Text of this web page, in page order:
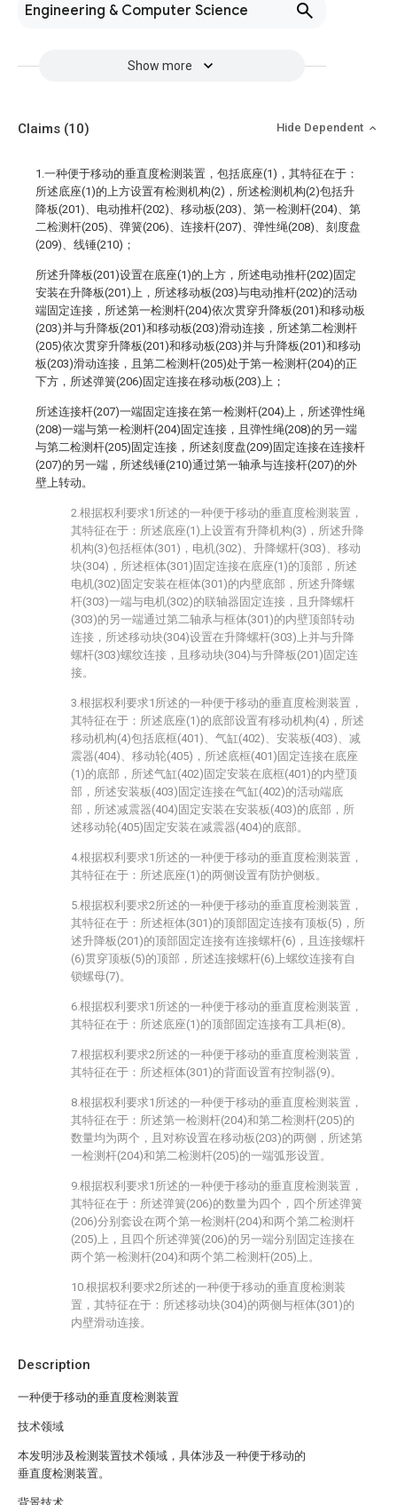
Engineering & Computer Science
Show more
Description
一种便于移动的垂直度检测装置
技术领域
本发明涉及检测装置技术领域，具体涉及一种便于移动的
垂直度检测装置。
Claims (10) Hide Dependent
1.一种便于移动的垂直度检测装置，包括底座(1)，其特征在于：
所述底座(1)的上方设置有检测机构(2)，所述检测机构(2)包括升
降板(201)、电动推杆(202)、移动板(203)、第一检测杆(204)、第
二检测杆(205)、弹簧(206)、连接杆(207)、弹性绳(208)、刻度盘
(209)、线锤(210)；
所述升降板(201)设置在底座(1)的上方，所述电动推杆(202)固定
安装在升降板(201)上，所述移动板(203)与电动推杆(202)的活动
端固定连接，所述第一检测杆(204)依次贯穿升降板(201)和移动板
(203)并与升降板(201)和移动板(203)滑动连接，所述第二检测杆
(205)依次贯穿升降板(201)和移动板(203)并与升降板(201)和移动
板(203)滑动连接，且第二检测杆(205)处于第一检测杆(204)的正
下方，所述弹簧(206)固定连接在移动板(203)上；
所述连接杆(207)一端固定连接在第一检测杆(204)上，所述弹性绳
(208)一端与第一检测杆(204)固定连接，且弹性绳(208)的另一端
与第二检测杆(205)固定连接，所述刻度盘(209)固定连接在连接杆
(207)的另一端，所述线锤(210)通过第一轴承与连接杆(207)的外
壁上转动。
2.根据权利要求1所述的一种便于移动的垂直度检测装置，
其特征在于：所述底座(1)上设置有升降机构(3)，所述升降
机构(3)包括框体(301)，电机(302)、升降螺杆(303)、移动
块(304)，所述框体(301)固定连接在底座(1)的顶部，所述
电机(302)固定安装在框体(301)的内壁底部，所述升降螺
杆(303)一端与电机(302)的联轴器固定连接，且升降螺杆
(303)的另一端通过第二轴承与框体(301)的内壁顶部转动
连接，所述移动块(304)设置在升降螺杆(303)上并与升降
螺杆(303)螺纹连接，且移动块(304)与升降板(201)固定连
接。
3.根据权利要求1所述的一种便于移动的垂直度检测装置，
其特征在于：所述底座(1)的底部设置有移动机构(4)，所述
移动机构(4)包括底框(401)、气缸(402)、安装板(403)、减
震器(404)、移动轮(405)，所述底框(401)固定连接在底座
(1)的底部，所述气缸(402)固定安装在底框(401)的内壁顶
部，所述安装板(403)固定连接在气缸(402)的活动端底
部，所述减震器(404)固定安装在安装板(403)的底部，所
述移动轮(405)固定安装在减震器(404)的底部。
4.根据权利要求1所述的一种便于移动的垂直度检测装置，
其特征在于：所述底座(1)的两侧设置有防护侧板。
5.根据权利要求2所述的一种便于移动的垂直度检测装置，
其特征在于：所述框体(301)的顶部固定连接有顶板(5)，所
述升降板(201)的顶部固定连接有连接螺杆(6)，且连接螺杆
(6)贯穿顶板(5)的顶部，所述连接螺杆(6)上螺纹连接有自
锁螺母(7)。
6.根据权利要求1所述的一种便于移动的垂直度检测装置，
其特征在于：所述底座(1)的顶部固定连接有工具柜(8)。
7.根据权利要求2所述的一种便于移动的垂直度检测装置，
其特征在于：所述框体(301)的背面设置有控制器(9)。
8.根据权利要求1所述的一种便于移动的垂直度检测装置，
其特征在于：所述第一检测杆(204)和第二检测杆(205)的
数量均为两个，且对称设置在移动板(203)的两侧，所述第
一检测杆(204)和第二检测杆(205)的一端弧形设置。
9.根据权利要求1所述的一种便于移动的垂直度检测装置，
其特征在于：所述弹簧(206)的数量为四个，四个所述弹簧
(206)分别套设在两个第一检测杆(204)和两个第二检测杆
(205)上，且四个所述弹簧(206)的另一端分别固定连接在
两个第一检测杆(204)和两个第二检测杆(205)上。
10.根据权利要求2所述的一种便于移动的垂直度检测装
置，其特征在于：所述移动块(304)的两侧与框体(301)的
内壁滑动连接。